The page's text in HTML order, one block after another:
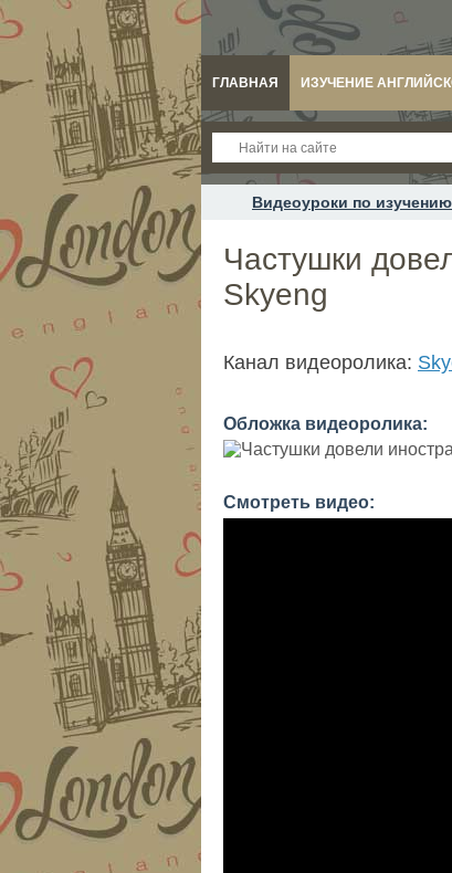
ГЛАВНАЯ ИЗУЧЕНИЕ
Видеоуроки по
Частушки
Skyeng
Канал видеоролика:
Обложка видеоролика:
Смотреть видео: